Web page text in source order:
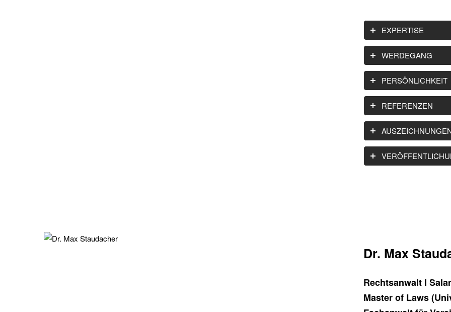
EXPERTISE
WERDEGANG
PERSÖNLICHKEIT
REFERENZEN
Dr. Max
Rechtsanwalt I
Master of Laws